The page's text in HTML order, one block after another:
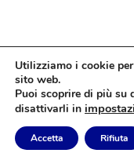
Utilizziamo i cookie
sito web.
Puoi scoprire di più su
disattivarli in
Accetta Rifiuta